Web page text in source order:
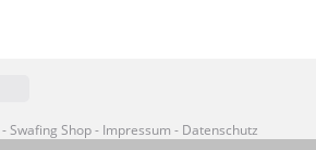
- Swafing Shop - Impressum - Datenschutz